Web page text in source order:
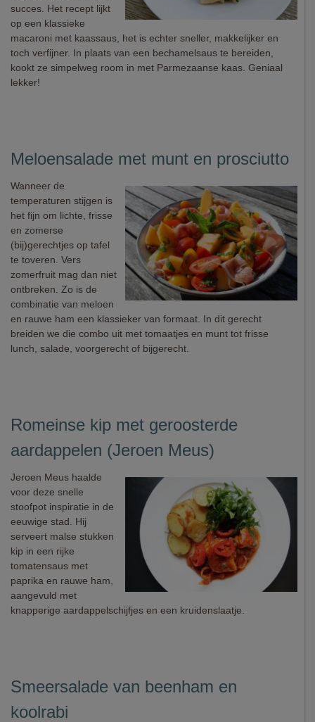
succes. Het recept lijkt
op een klassieke
macaroni met kaassaus, het is echter sneller, makkelijker en
toch verfijner. In plaats van een bechamelsaus te bereiden,
kookt ze simpelweg room in met Parmezaanse kaas. Geniaal
lekker!
Meloensalade met munt en prosciutto
Wanneer de
temperaturen stijgen is
het fijn om lichte, frisse
en zomerse
(bij)gerechtjes op tafel
te toveren. Vers
zomerfruit mag dan niet
ontbreken. Zo is de
combinatie van meloen
en rauwe ham een klassieker van formaat. In dit gerecht
breiden we die combo uit met tomaatjes en munt tot frisse
lunch, salade, voorgerecht of bijgerecht.
Romeinse kip met geroosterde
aardappelen (Jeroen Meus)
Jeroen Meus haalde
voor deze snelle
stoofpot inspiratie in de
eeuwige stad. Hij
serveert malse stukken
kip in een rijke
tomatensaus met
paprika en rauwe ham,
aangevuld met
knapperige aardappelschijfjes en een kruidenslaatje.
Smeersalade van beenham en
koolrabi